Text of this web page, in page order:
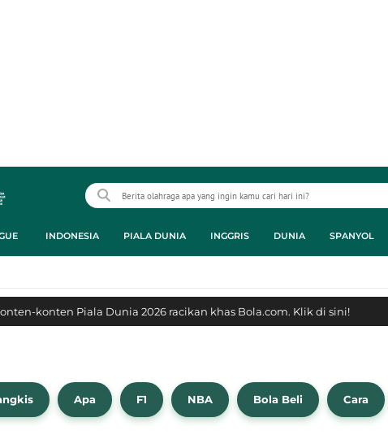
INDONESIA PIALA DUNIA INGGRIS DUNIA SPANYOL
konten Piala Dunia 2026 racikan khas Bola.com. Klik di sini!
Apa F1 NBA Bola Beli Cara